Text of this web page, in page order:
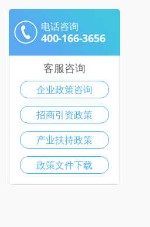
电话咨询
400-166-3656
客服咨询
企业政策咨询
招商引资政策
产业扶持政策
政策文件下载